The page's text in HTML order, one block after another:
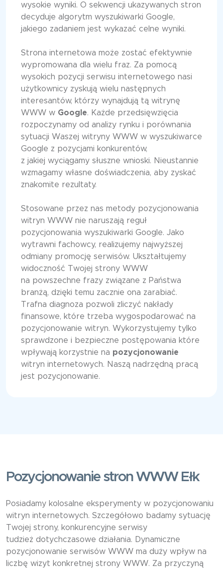
wysokie wyniki. O sekwencji ukazywanych stron
decyduje algorytm wyszukiwarki Google,
jakiego zadaniem jest wykazać celne wyniki.
Strona internetowa może zostać efektywnie
wypromowana dla wielu fraz. Za pomocą
wysokich pozycji serwisu internetowego nasi
użytkownicy zyskują wielu następnych
interesantów, którzy wynajdują tą witrynę
WWW w Google. Każde przedsięwzięcia
rozpoczynamy od analizy rynku i porównania
sytuacji Waszej witryny WWW w wyszukiwarce
Google z pozycjami konkurentów,
z jakiej wyciągamy słuszne wnioski. Nieustannie
wzmagamy własne doświadczenia, aby zyskać
znakomite rezultaty.
Stosowane przez nas metody pozycjonowania
witryn WWW nie naruszają reguł
pozycjonowania wyszukiwarki Google. Jako
wytrawni fachowcy, realizujemy najwyższej
odmiany promocję serwisów. Ukształtujemy
widoczność Twojej strony WWW
na powszechne frazy związane z Państwa
branżą, dzięki temu zacznie ona zarabiać.
Trafna diagnoza pozwoli zliczyć nakłady
finansowe, które trzeba wygospodarować na
pozycjonowanie witryn. Wykorzystujemy tylko
sprawdzone i bezpieczne postępowania które
wpływają korzystnie na pozycjonowanie
witryn internetowych. Naszą nadrzędną pracą
jest pozycjonowanie.
Pozycjonowanie stron WWW Ełk
Posiadamy kolosalne eksperymenty w pozycjonowaniu
witryn internetowych. Szczegółowo badamy sytuację
Twojej strony, konkurencyjne serwisy
tudzież dotychczasowe działania. Dynamiczne
pozycjonowanie serwisów WWW ma duży wpływ na
liczbę wizyt konkretnej strony WWW. Za przyczyną